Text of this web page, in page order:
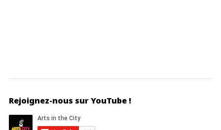
Rejoignez-nous sur YouTube !